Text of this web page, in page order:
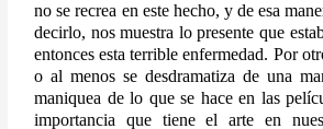
no se recrea en este hecho, y de esa
decirlo, nos muestra lo presente que
entonces esta terrible enfermedad. Por
o al menos se desdramatiza de una
maniquea de lo que se hace en las
importancia que tiene el arte en